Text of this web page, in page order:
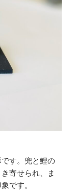
す。兜と鯉の
寄せられ、ま
です。